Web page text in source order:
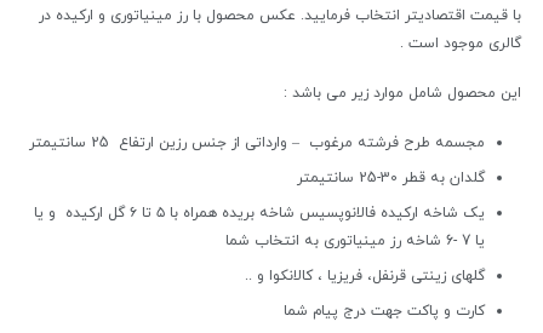
با قیمت اقتصادیتر انتخاب فرمایید. عکس محصول با رز مینیاتوری و ارکیده در
گالری موجود است .
این محصول شامل موارد زیر می باشد :
مجسمه طرح فرشته مرغوب – وارداتی از جنس رزین ارتفاع 25 سانتیمتر
گلدان به قطر 30-25 سانتیمتر
یک شاخه ارکیده فالانوپسیس شاخه بریده همراه با ۵ تا ۶ گل ارکیده و یا
یا 7 -6 شاخه رز مینیاتوری به انتخاب شما
گلهای زینتی قرنفل، فریزیا ، کالانکوا و ..
کارت و پاکت جهت درج پیام شما